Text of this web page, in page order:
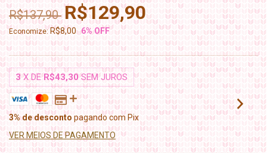
R$137,90 R$129,90
Economize: R$8,00 6% OFF
3 X DER$43,30 SEM JUROS
3% de desconto pagando com Pix
VER MEIOS DE PAGAMENTO